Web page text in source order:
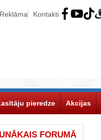
Reklāma Kontakti
pieredze Akcijas
FORUMĀ